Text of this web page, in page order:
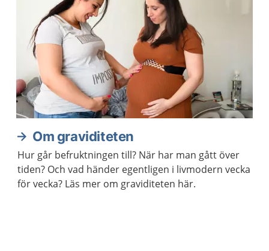
Om graviditeten
Hur går befruktningen till? När har man gått över
tiden? Och vad händer egentligen i livmodern vecka
för vecka? Läs mer om graviditeten här.